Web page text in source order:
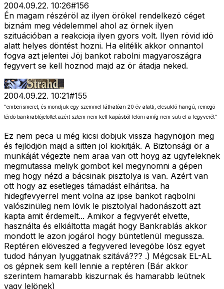
2004.09.22. 10:26#156
Én magam részéröl az ilyen örökel rendelkezö céget
biznám meg védelemmel ahol az örnek ilyen
szituációban a reakcioja ilyen gyors volt. Ilyen rövid idö
alatt helyes döntést hozni. Ha elitélik akkor onnantol
fogva azt jelentei Jöj bankot rabolni magyaroszágra
fegyvert se kell hoznod majd az ör átadja neked.
2004.09.22. 10:21#155
"emberismeret, és mondjuk egy szemmel láthatóan 20 év alatti, elcsukló hangú, remegõ
térdõ bankrablójelöltet azért sztem nem kell kapásból lelõni amíg nem süti el a fegyverét"
Ez nem peca u még kicsi dobjuk vissza hagynöjjön meg
és fejlödjön majd a sitten jol kiokitják. A Biztonsági ör a
munkáját végezte nem araa van ott hoyg az ugyfeleknek
megmutassa meliyk gombot kel megynomni a gépen
meg hogy nézd a bácsinak pisztolya is van. Azért van
ott hogy az esetleges támadást elháritsa. ha
hidegfevyerrel ment volna az ipse bankot raqbolni
valószinüleg nem lövik le pisztolyal hadonászott azt
kapta amit érdemelt... Amikor a fegvyerét elvette,
használta és elkiáltotta magát hogy Bankrablás akkor
mondott le azon jogárol hogy büntetlenül megussza.
Reptéren elöveszed a fegyvered levegöbe lösz egyet
tudod hányan lyuggatnak szitává??? .) Mégcsak EL-AL
os gépnek sem kell lennie a reptéren (Bár akkor
szerintem hamarabb kiszurnak és hamarabb leütnek
vagy lelönek)